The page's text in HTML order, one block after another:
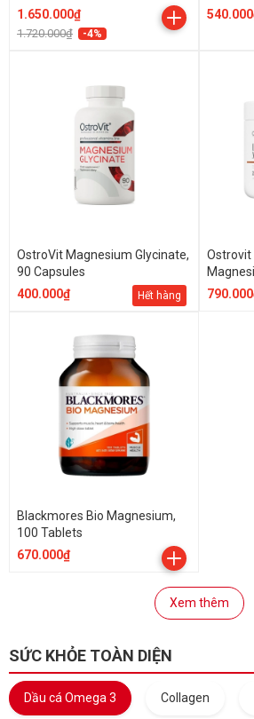
Capsules
1.650.000₫
1.720.000₫ -4%
OstroVit Magnesium Glycinate,
90 Capsules
400.000₫
Hết hàng
Ostrovit
Blackmores Bio Magnesium,
100 Tablets
670.000₫
Xem thêm
SỨC KHỎE TOÀN DIỆN
Dầu cá Omega 3 Collagen